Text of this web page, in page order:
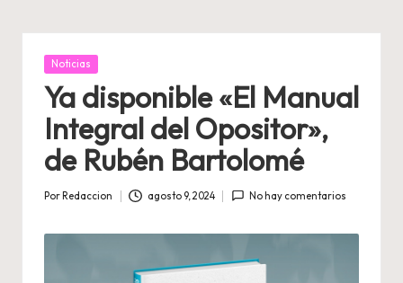
Publicada
Noticias
Ya disponible «El Manual
Integral del Opositor»,
de Rubén Bartolomé
Por Redaccion agosto 9, 2024 No hay comentarios